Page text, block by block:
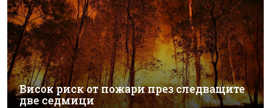
Висок риск от пожари през следващите
две седмици